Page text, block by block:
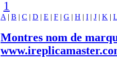
1
A | B | C | D | E | F | G | H | I | J | K | L
Montres nom de